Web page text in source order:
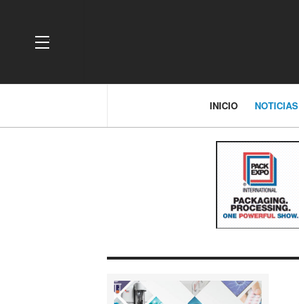
OFF CANVAS
INICIO NOTICIAS